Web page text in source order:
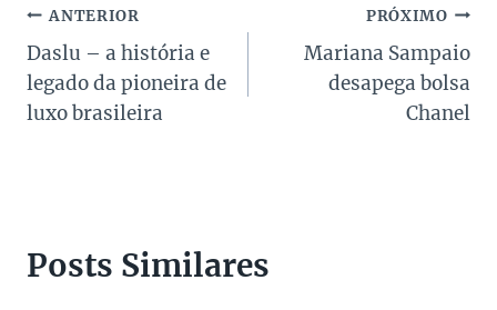
Navegação
de
Post
ANTERIOR
Daslu – a história e
legado da pioneira de
luxo brasileira
PRÓXIMO
Mariana Sampaio
desapega bolsa
Chanel
Posts Similares